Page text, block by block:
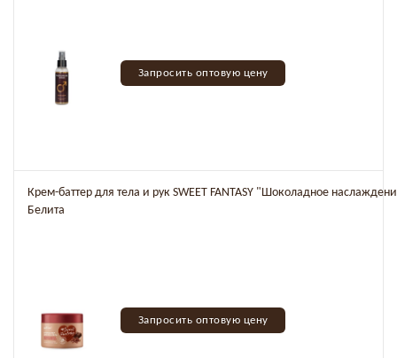
Запросить оптовую цену
Крем-баттер для тела и рук SWEET FANTASY "Шоколадное
Белита
Запросить оптовую цену